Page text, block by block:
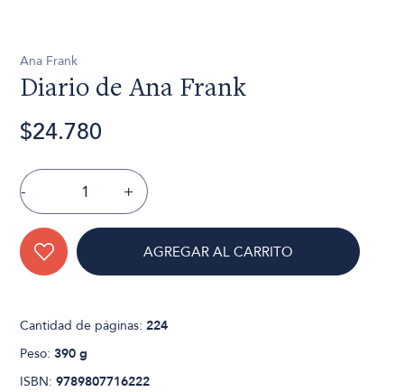
Ana Frank
Diario de Ana Frank
$24.780
- +
AGREGAR AL CARRITO
Cantidad de páginas:224
Peso:390 g
ISBN:9789807716222